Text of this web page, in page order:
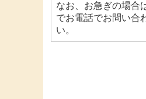
なお、お急ぎの場合
でお電話でお問い合
い。